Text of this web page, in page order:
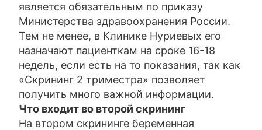
является обязательным по приказу
Министерства здравоохранения России.
Тем не менее, в Клинике Нуриевых его
назначают пациенткам на сроке 16-18
недель, если есть на то показания, так как
«Скрининг 2 триместра» позволяет
получить много важной информации.
Что входит во второй скрининг
На втором скрининге беременная